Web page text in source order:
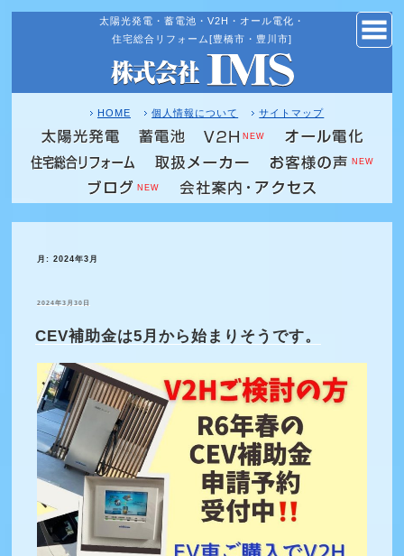
コ
ン
ン
ツ
へ
ス
キ
ッ
プ
太陽光発電・蓄電池・V2H・オール電化・
住宅総合リフォーム[豊橋市・豊川市]
HOME 個人情報について サイトマップ
NEW
NEW
NEW
月:2024年3月
投
2024年3月30日
CEV補助金は5月から始まりそうです。